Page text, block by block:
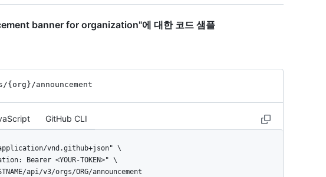
banner for organization"에 대한 코드 샘플
{org}/announcement
GitHub CLI
api/v3/orgs/ORG/announcement